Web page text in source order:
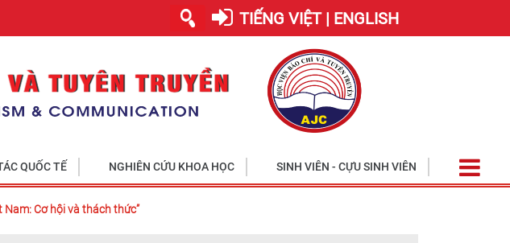
TIẾNG VIỆT | ENGLISH
QUỐC TẾ NGHIÊN CỨU KHOA HỌC SINH VIÊN - CỰU SINH VIÊN
Cơ hội và thách thức”